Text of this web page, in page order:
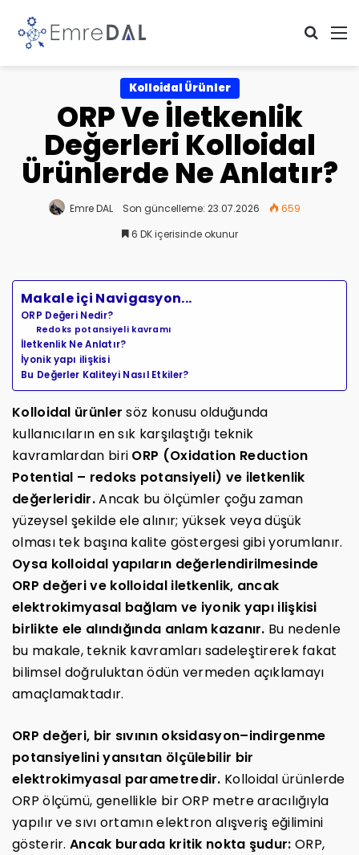
Kolloidal Ürünler
ORP Ve İletkenlik
Değerleri Kolloidal
Ürünlerde Ne Anlatır?
Emre DAL Son güncelleme: 23.07.2026
659
6 DK içerisinde okunur
Makale içi Navigasyon...
ORP Değeri Nedir?
Redoks potansiyeli kavramı
İletkenlik Ne Anlatır?
İyonik yapı ilişkisi
Bu Değerler Kaliteyi Nasıl Etkiler?
Kolloidal ürünler söz konusu olduğunda
kullanıcıların en sık karşılaştığı teknik
kavramlardan biri ORP (Oxidation Reduction
Potential – redoks potansiyeli) ve iletkenlik
değerleridir.Ancak bu ölçümler çoğu zaman
yüzeysel şekilde ele alınır; yüksek veya düşük
olması tek başına kalite göstergesi gibi yorumlanır.
Oysa kolloidal yapıların değerlendirilmesinde
ORP değeri ve kolloidal iletkenlik, ancak
elektrokimyasal bağlam ve iyonik yapı ilişkisi
birlikte ele alındığında anlam kazanır. Bu nedenle
bu makale, teknik kavramları sadeleştirerek fakat
bilimsel doğruluktan ödün vermeden açıklamayı
amaçlamaktadır.
ORP değeri, bir sıvının oksidasyon–indirgenme
potansiyelini yansıtan ölçülebilir bir
elektrokimyasal parametredir. Kolloidal ürünlerde
ORP ölçümü, genellikle bir ORP metre aracılığıyla
yapılır ve sıvı ortamın elektron alışveriş eğilimini
gösterir. Ancak burada kritik nokta şudur: ORP,